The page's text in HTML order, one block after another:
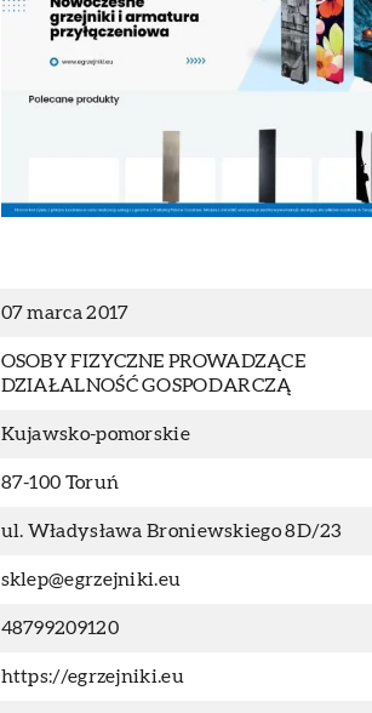
07 marca 2017
OSOBY FIZYCZNE PROWADZĄCE
DZIAŁALNOŚĆ GOSPODARCZĄ
Kujawsko-pomorskie
87-100 Toruń
ul. Władysława Broniewskiego 8D/23
sklep@egrzejniki.eu
48799209120
https://egrzejniki.eu